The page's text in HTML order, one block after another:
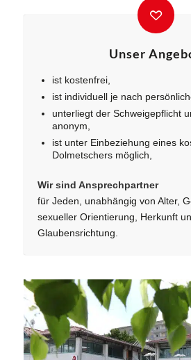
Unser
ist kostenfrei,
ist individuell je nach
unterliegt der Schweigepflicht
anonym,
ist unter Einbeziehung eines
Dolmetschers möglich,
Wir sind Ansprechpartner
für Jeden, unabhängig von Alter,
sexueller Orientierung, Herkunft
Glaubensrichtung.